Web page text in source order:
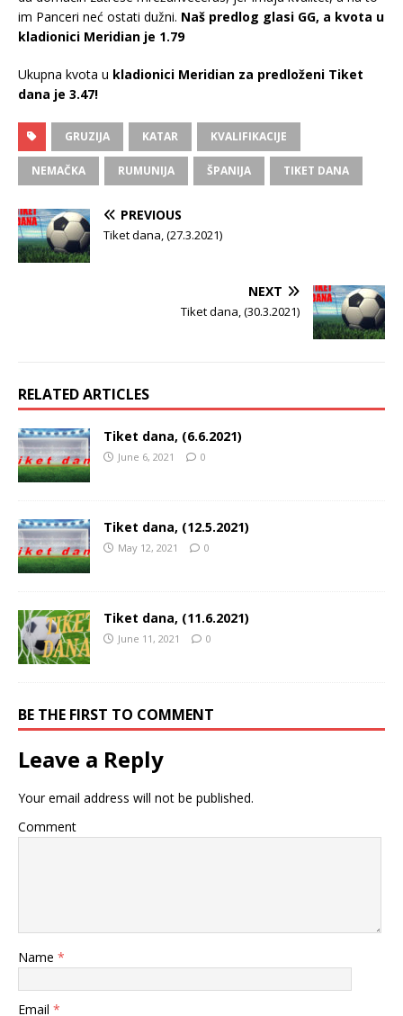
im Panceri neć ostati dužni. Naš predlog glasi GG, a kvota u
kladionici Meridian je 1.79
Ukupna kvota u kladionici Meridian za predloženi Tiket
dana je 3.47!
GRUZIJA KATAR KVALIFIKACIJE
NEMAČKA RUMUNIJA ŠPANIJA TIKET DANA
PREVIOUS
Tiket dana, (27.3.2021)
NEXT
Tiket dana, (30.3.2021)
RELATED ARTICLES
Tiket dana, (6.6.2021)
June 6, 2021 0
Tiket dana, (12.5.2021)
May 12, 2021 0
Tiket dana, (11.6.2021)
June 11, 2021 0
BE THE FIRST TO COMMENT
Leave a Reply
Your email address will not be published.
Comment
Name *
Email *